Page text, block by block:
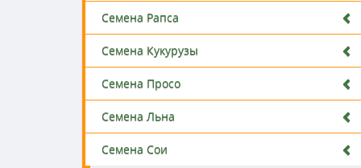
Семена Рапса
Семена Кукурузы
Семена Просо
Семена Льна
Семена Сои